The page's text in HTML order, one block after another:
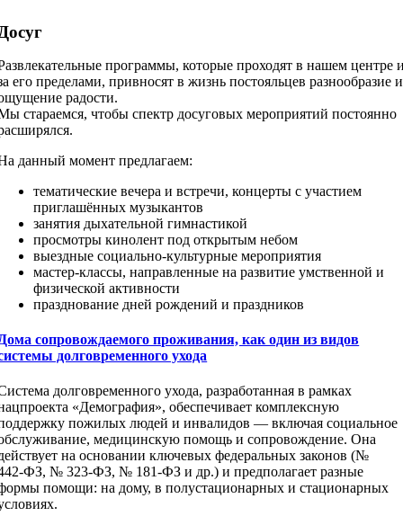
программы, которые проходят в нашем центре
его пределами, привносят в жизнь постояльцев разнообразие и
радости.
стараемся, чтобы спектр досуговых мероприятий постоянно
данный момент предлагаем:
тематические вечера и встречи, концерты с участием
приглашённых музыкантов
занятия дыхательной гимнастикой
просмотры кинолент под открытым небом
выездные социально-культурные мероприятия
мастер-классы, направленные на развитие умственной и
физической активности
празднование дней рождений и праздников
сопровождаемого проживания, как один из видов
долговременного ухода
долговременного ухода, разработанная в рамках
«Демография», обеспечивает комплексную
пожилых людей и инвалидов — включая социальное
медицинскую помощь и сопровождение. Она
на основании ключевых федеральных законов (№
№ 323‑ФЗ, № 181‑ФЗ и др.) и предполагает разные
помощи: на дому, в полустационарных и стационарных